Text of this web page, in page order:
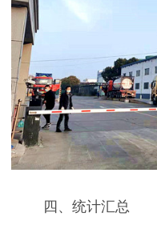
四、统计汇总